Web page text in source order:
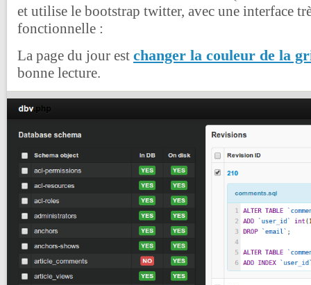
et utilise le bootstrap twitter, avec une interface
fonctionnelle :
La page du jour est changer la couleur de la
bonne lecture.